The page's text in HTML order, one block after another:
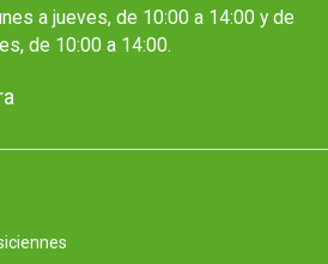
a jueves, de 10:00 a 14:00 y de
de 10:00 a 14:00.